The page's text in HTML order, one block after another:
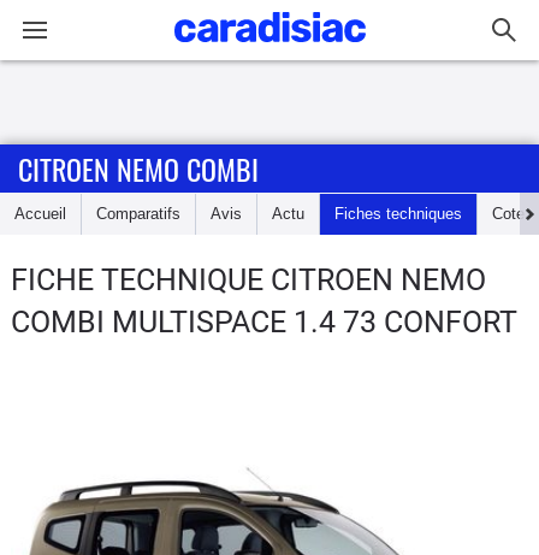
Accueil
Essais
Utilitaires
CITROEN NEMO COMBI
Accueil Comparatifs Avis Actu Fiches techniques Cote
FICHE TECHNIQUE CITROEN NEMO
COMBI MULTISPACE 1.4 73 CONFORT